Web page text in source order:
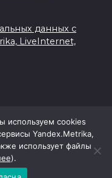
данных с
LiveInternet,
области
используем cookies
Yandex.Metrika,
использует файлы
).